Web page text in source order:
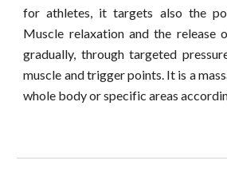
for athletes, it targets also the
Muscle relaxation and the release
gradually, through targeted
muscle and trigger points. It is a
whole body or specific areas